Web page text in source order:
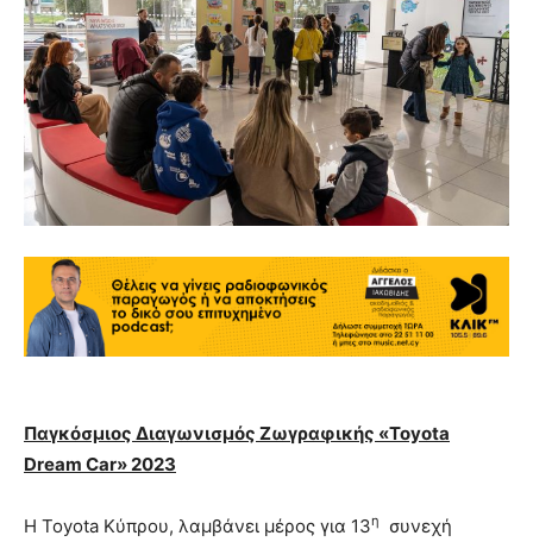
Παγκόσμιος Διαγωνισμός Ζωγραφικής «Toyota
Dream Car» 2023
Η Toyota Κύπρου, λαμβάνει μέρος για 13η
συνεχή